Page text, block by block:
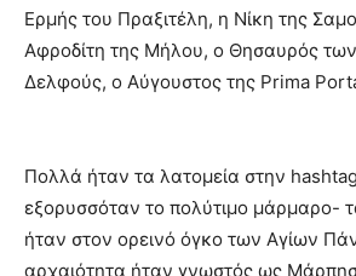
Ερμής του Πραξιτέλη, η Νίκη της
Αφροδίτη της Μήλου, ο Θησαυρός
Δελφούς, ο Αύγουστος της Prima
Πολλά ήταν τα λατομεία στην
εξορυσσόταν το πολύτιμο μάρμαρο-
ήταν στον ορεινό όγκο των Αγίων
αρχαιότητα ήταν γνωστός ως